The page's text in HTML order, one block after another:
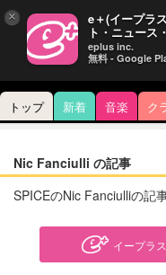
トップ 新着 音楽 ク
Nic Fanciulli の記事
SPICEのNic Fanciulliの記
イープラ
× e＋(イープラ
ト・ニュース
eplus inc.
無料 - Google